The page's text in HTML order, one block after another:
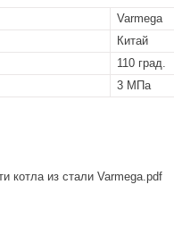
Varmega
Китай
110 град.
3 МПа
котла из стали Varmega.pdf